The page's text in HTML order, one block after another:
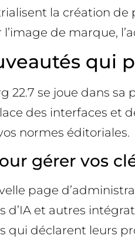
la création de
de marque,
qui
se joue dans sa
des interfaces et
normes éditoriales.
gérer vos
page
d’IA et autres
qui déclarent leurs